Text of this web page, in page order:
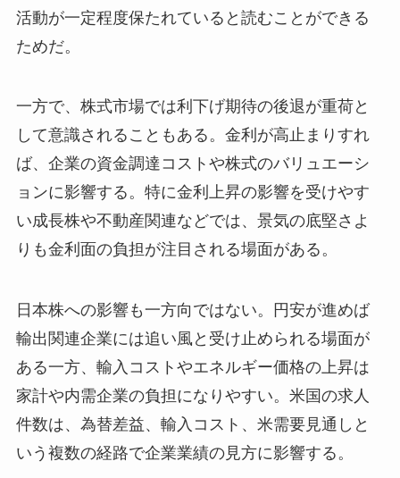
活動が一定程度保たれていると読むことができる
ためだ。
一方で、株式市場では利下げ期待の後退が重荷と
して意識されることもある。金利が高止まりすれ
ば、企業の資金調達コストや株式のバリュエーシ
ョンに影響する。特に金利上昇の影響を受けやす
い成長株や不動産関連などでは、景気の底堅さよ
りも金利面の負担が注目される場面がある。
日本株への影響も一方向ではない。円安が進めば
輸出関連企業には追い風と受け止められる場面が
ある一方、輸入コストやエネルギー価格の上昇は
家計や内需企業の負担になりやすい。米国の求人
件数は、為替差益、輸入コスト、米需要見通しと
いう複数の経路で企業業績の見方に影響する。